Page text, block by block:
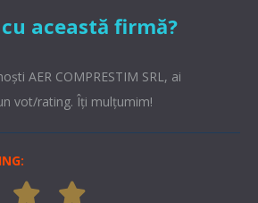
această firmă?
AER COMPRESTIM SRL, ai
vot/rating. Îți mulțumim!